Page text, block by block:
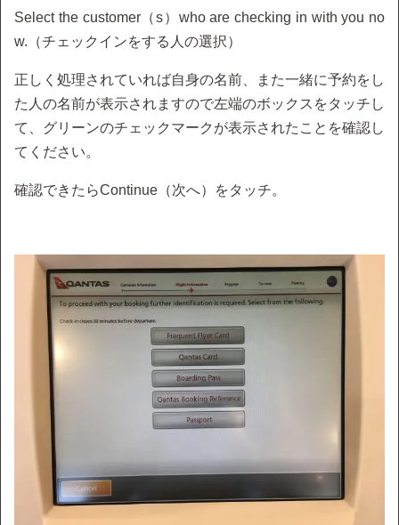
Select the customer（s）who are checking in with you no
w.（チェックインをする人の選択）
正しく処理されていれば自身の名前、また一緒に予約をし
た人の名前が表示されますので左端のボックスをタッチし
て、グリーンのチェックマークが表示されたことを確認し
てください。
確認できたらContinue（次へ）をタッチ。